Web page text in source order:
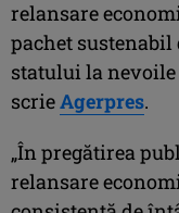
relansare
pachet
statului la
scrieAgerpres.
„În pregătirea
relansare